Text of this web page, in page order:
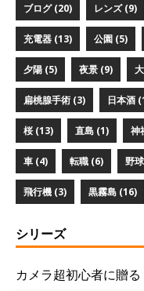
ブログ (20) レンズ (9)
充電器 (13) 公園 (5)
夕陽 (5) 夜景 (9)
扁桃腺手術 (3) 日本酒
桜 (13) 直島 (1) 神
車 (4) 転職 (6) 野
飛行機 (3) 黒霧島 (16)
シリーズ
カメラ超初心者に贈る